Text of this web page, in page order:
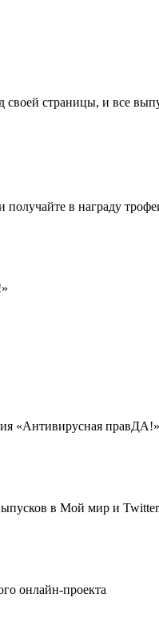
страницы, и все
в награду
«Антивирусная правДА!»
в Мой мир и
онлайн-проекта